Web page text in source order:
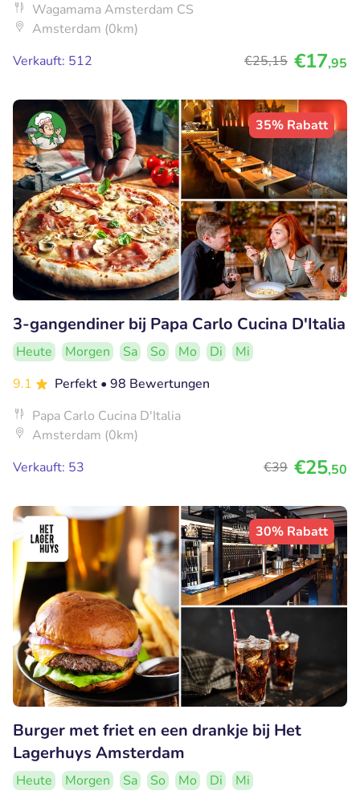
Wagamama Amsterdam CS
Amsterdam (0km)
Verkauft: 512
€25,15 €17,95
35% Rabatt
3-gangendiner bij Papa Carlo Cucina D'Italia
Heute Morgen Sa So Mo Di
Mi
9.1
Perfekt • 98 Bewertungen
Papa Carlo Cucina D'Italia
Amsterdam (0km)
Verkauft: 53
€39 €25,50
30% Rabatt
Burger met friet en een drankje bij Het
Lagerhuys Amsterdam
Heute Morgen Sa So Mo Di
Mi